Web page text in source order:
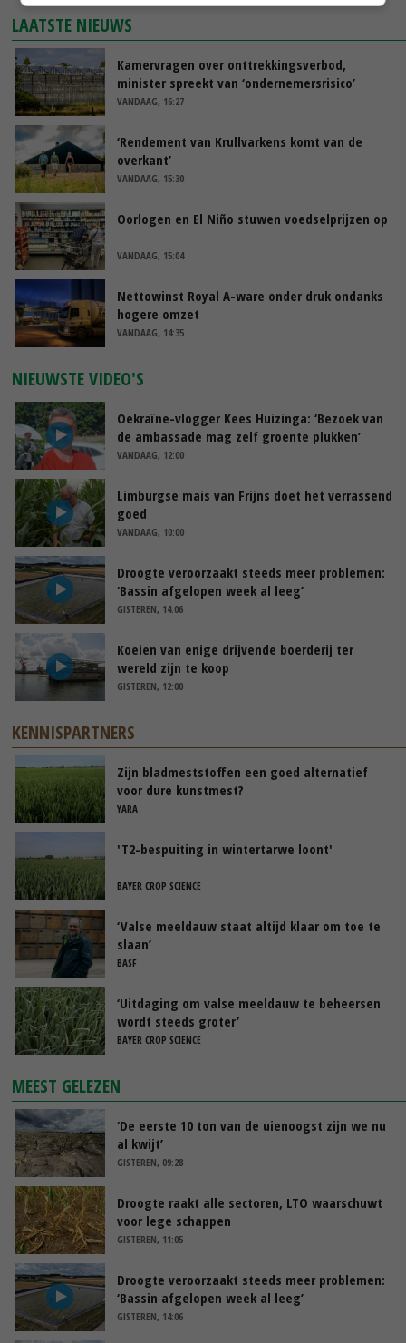
LAATSTE NIEUWS
Kamervragen over onttrekkingsverbod,
minister spreekt van ‘ondernemersrisico’
VANDAAG, 16:27
‘Rendement van Krullvarkens komt van de
overkant’
VANDAAG, 15:30
Oorlogen en El Niño stuwen voedselprijzen op
VANDAAG, 15:04
Nettowinst Royal A-ware onder druk ondanks
hogere omzet
VANDAAG, 14:35
NIEUWSTE VIDEO'S
Oekraïne-vlogger Kees Huizinga: ‘Bezoek van
de ambassade mag zelf groente plukken’
VANDAAG, 12:00
Limburgse mais van Frijns doet het verrassend
goed
VANDAAG, 10:00
Droogte veroorzaakt steeds meer problemen:
‘Bassin afgelopen week al leeg’
GISTEREN, 14:06
Koeien van enige drijvende boerderij ter
wereld zijn te koop
GISTEREN, 12:00
KENNISPARTNERS
Zijn bladmeststoffen een goed alternatief
voor dure kunstmest?
YARA
'T2-bespuiting in wintertarwe loont'
BAYER CROP SCIENCE
‘Valse meeldauw staat altijd klaar om toe te
slaan’
BASF
‘Uitdaging om valse meeldauw te beheersen
wordt steeds groter’
BAYER CROP SCIENCE
MEEST GELEZEN
‘De eerste 10 ton van de uienoogst zijn we nu
al kwijt’
GISTEREN, 09:28
Droogte raakt alle sectoren, LTO waarschuwt
voor lege schappen
GISTEREN, 11:05
Droogte veroorzaakt steeds meer problemen:
‘Bassin afgelopen week al leeg’
GISTEREN, 14:06